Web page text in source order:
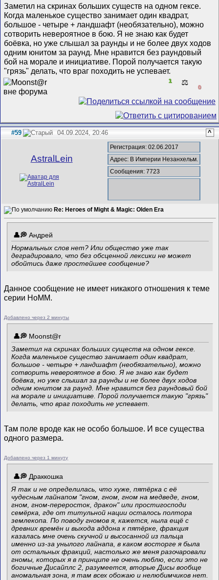
Заметил на скринах больших существ на одном гексе.
Когда маленькое существо занимает один квадрат,
большое - четыре + ландшафт (необязательно), можно
сотворить невероятное в бою. Я не знаю как будет
боёвка, но уже слышал за раунды и не более двух ходов
одним юнитом за раунд. Мне нравится без раундовый
бой на морале и инициативе. Порой получается такую
"грязь" делать, что враг походить не успевает.
1 ⚖️
0
#59 04.09.2024, 20:46 ^
AstralLein
Регистрация: 02.06.2017
Адрес: В Империи Незанхельм.
Сообщения: 7723
Re: Heroes of Might & Magic: Olden Era
Андрей
Нормальных слов нет? Или общество уже так
деградировало, что без обсценной лексики не может
обойтись даже простейшее сообщение?
Данное сообщение не имеет никакого отношения к теме
серии HoMM.
Добавлено через 2 минуты
Mооnst@r
Заметил на скринах больших существ на одном гексе.
Когда маленькое существо занимает один квадрат,
большое - четыре + ландшафт (необязательно), можно
сотворить невероятное в бою. Я не знаю как будет
боёвка, но уже слышал за раунды и не более двух ходов
одним юнитом за раунд. Мне нравится без раундовый бой
на морале и инициативе. Порой получается такую "грязь"
делать, что враг походить не успевает.
Там поле вроде как не особо большое. И все существа
одного размера.
Добавлено через 1 минуту
Драккошка
Я так и не определилась, что хуже, пятёрка с её
чудесным лайнапом "гном, гном, гном на медведе, гном,
гном, гном-переросток, дракон" или простигосподи
семёрка, где от титульной нации осталось полтора
землекопа. По поводу гномов я, кажется, ныла ещё с
древних времён и выхода аддона к пятёрке, фракция
казалась мне очень скучной и высосанной из пальца
именно из-за унылого лайнапа, в каком восторге я была
от остальных фракций, настолько же меня разочаровали
гномы, которых я в принципе не очень люблю, если это не
богичные Дисайплс 2, разумеется, вторые Дисы вообще
аномальная зона, я там всех обожаю и нелюбимчиков нет.